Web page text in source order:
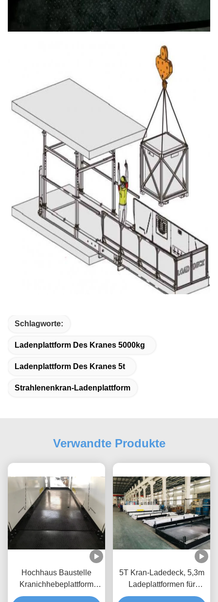
Schlagworte:
Ladenplattform Des Kranes 5000kg
Ladenplattform Des Kranes 5t
Strahlenenkran-Ladenplattform
Verwandte Produkte
Hochhaus Baustelle
Kranichhebeplattform
Rückziehbar 2600mm
5T Kran-Ladedeck, 5,3m
Ladeplattformen für
Gebäude MLP3200-H